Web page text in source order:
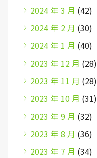
2024 年 3 月 (42)
2024 年 2 月 (30)
2024 年 1 月 (40)
2023 年 12 月 (28)
2023 年 11 月 (28)
2023 年 10 月 (31)
2023 年 9 月 (32)
2023 年 8 月 (36)
2023 年 7 月 (34)